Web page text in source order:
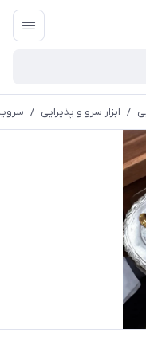
/ ابزار سرو و پذیرایی /